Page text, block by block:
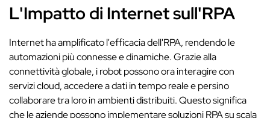
L'Impatto di Internet sull'RPA
Internet ha amplificato l'efficacia dell'RPA, rendendo le
automazioni più connesse e dinamiche. Grazie alla
connettività globale, i robot possono ora interagire con
servizi cloud, accedere a dati in tempo reale e persino
collaborare tra loro in ambienti distribuiti. Questo significa
che le aziende possono implementare soluzioni RPA su scala